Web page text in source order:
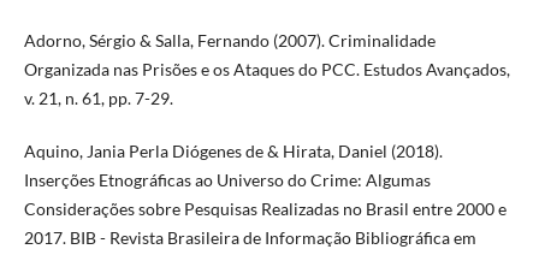
Adorno, Sérgio & Salla, Fernando (2007). Criminalidade
Organizada nas Prisões e os Ataques do PCC. Estudos Avançados,
v. 21, n. 61, pp. 7-29.
Aquino, Jania Perla Diógenes de & Hirata, Daniel (2018).
Inserções Etnográficas ao Universo do Crime: Algumas
Considerações sobre Pesquisas Realizadas no Brasil entre 2000 e
2017. BIB - Revista Brasileira de Informação Bibliográfica em